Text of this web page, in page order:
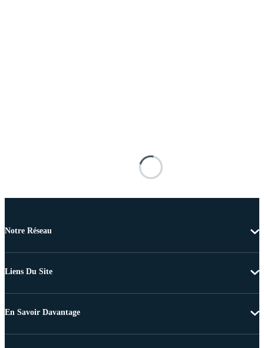
Notre Réseau
Liens Du Site
En Savoir Davantage